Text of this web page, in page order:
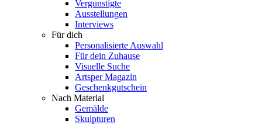
Vergunstigte
Ausstellungen
Interviews
Für dich
Personalisierte Auswahl
Für dein Zuhause
Visuelle Suche
Artsper Magazin
Geschenkgutschein
Nach Material
Gemälde
Skulpturen